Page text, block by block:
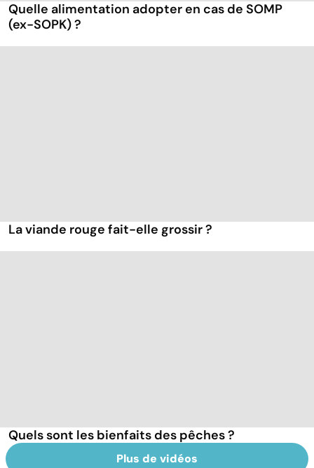
Quelle alimentation adopter en cas de SOMP
(ex-SOPK) ?
La viande rouge fait-elle grossir ?
Quels sont les bienfaits des pêches ?
Plus de vidéos